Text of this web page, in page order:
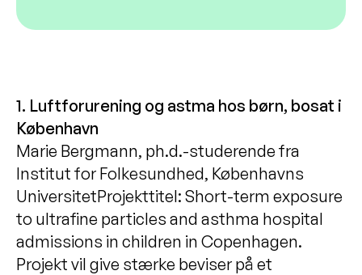
1. Luftforurening og astma hos børn, bosat i
København
Marie Bergmann, ph.d.-studerende fra
Institut for Folkesundhed, Københavns
UniversitetProjekttitel: Short-term exposure
to ultrafine particles and asthma hospital
admissions in children in Copenhagen.
Projekt vil give stærke beviser på et